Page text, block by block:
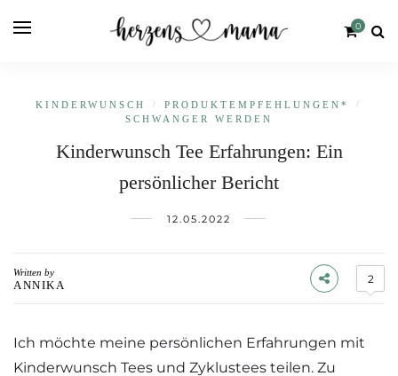
0
KINDERWUNSCH / PRODUKT­EMPFEHLUNGEN* /
SCHWANGER WERDEN
Kinderwunsch Tee Erfahrungen: Ein
persönlicher Bericht
12.05.2022
Written by
ANNIKA 2
Ich möchte meine persönlichen Erfahrungen mit
Kinderwunsch Tees und Zyklustees teilen. Zu